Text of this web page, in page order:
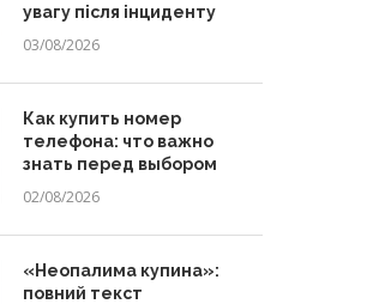
увагу після інциденту
03/08/2026
Как купить номер
телефона: что важно
знать перед выбором
02/08/2026
«Неопалима купина»:
повний текст